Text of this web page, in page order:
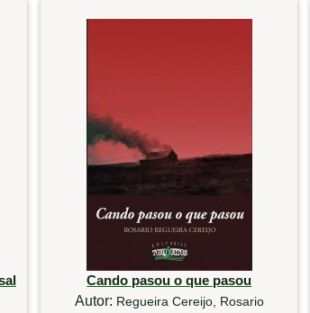
Cando pasou o que pasou
Autor: Regueira Cereijo, Rosario